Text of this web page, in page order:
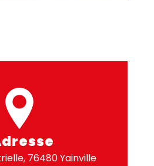
76480 Yainville